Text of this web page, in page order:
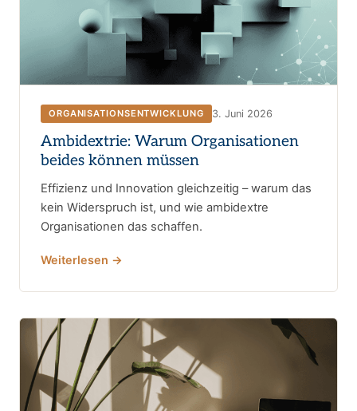
ORGANISATIONSENTWICKLUNG 3. Juni 2026
Ambidextrie: Warum Organisationen
beides können müssen
Effizienz und Innovation gleichzeitig – warum das
kein Widerspruch ist, und wie ambidextre
Organisationen das schaffen.
Weiterlesen →